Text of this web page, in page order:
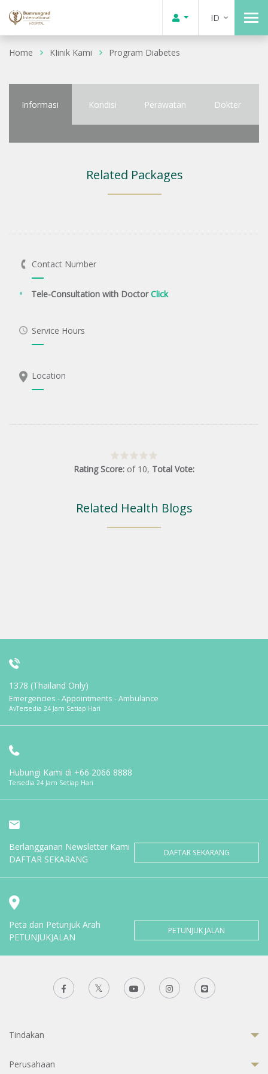
ID
Home KIinik Kami Program Diabetes
Informasi Kondisi Perawatan Dokter
Related Packages
Contact Number
Tele-Consultation with DoctorClick
Service Hours
Location
Rating Score: of 10, Total Vote:
Related Health Blogs
1378 (Thailand Only)
Emergencies - Appointments - Ambulance
AvTersedia 24 Jam Setiap Hari
Hubungi Kami di +66 2066 8888
Tersedia 24 Jam Setiap Hari
Berlangganan Newsletter Kami
DAFTAR SEKARANG
DAFTAR SEKARANG
Peta dan Petunjuk Arah
PETUNJUKJALAN
PETUNJUK JALAN
Tindakan
Perusahaan